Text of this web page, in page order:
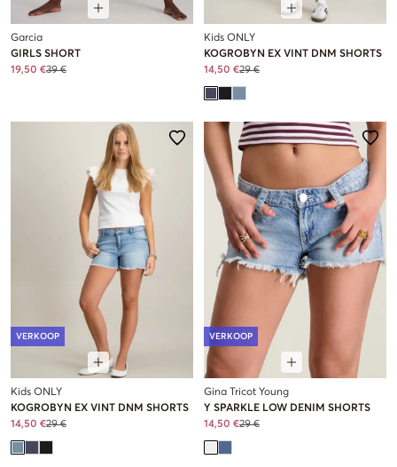
Garcia
GIRLS SHORT
19,50 €39 €
Kids ONLY
KOGROBYN EX VINT DNM SHORTS
14,50 €29 €
VERKOOP
Kids ONLY
KOGROBYN EX VINT DNM SHORTS
14,50 €29 €
VERKOOP
Gina Tricot Young
Y SPARKLE LOW DENIM SHORTS
14,50 €29 €